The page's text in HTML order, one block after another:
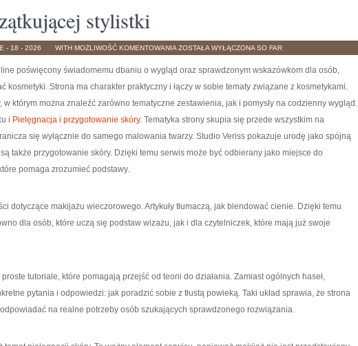
stylistki
- 18 - 2026 WITH MOŻLIWOŚĆ KOMENTOWANIA PORADNIK
POCZĄTKUJĄCEJ
ZOSTAŁA WYŁĄCZONA SO FAR
poświęcony świadomemu dbaniu o wygląd oraz sprawdzonym wskazówkom dla osób,
kosmetyki. Strona ma charakter praktyczny i łączy w sobie tematy związane z kosmetykami.
w którym można znaleźć zarówno tematyczne zestawienia, jak i pomysły na codzienny wygląd.
i Pielęgnacja i przygotowanie skóry. Tematyka strony skupia się przede wszystkim na
się wyłącznie do samego malowania twarzy. Studio Veriss pokazuje urodę jako spójną
także przygotowanie skóry. Dzięki temu serwis może być odbierany jako miejsce do
pomaga zrozumieć podstawy.
dotyczące makijażu wieczorowego. Artykuły tłumaczą, jak blendować cienie. Dzięki temu
dla osób, które uczą się podstaw wizażu, jak i dla czytelniczek, które mają już swoje
tutoriale, które pomagają przejść od teorii do działania. Zamiast ogólnych haseł,
pytania i odpowiedzi: jak poradzić sobie z tłustą powieką. Taki układ sprawia, że strona
na realne potrzeby osób szukających sprawdzonego rozwiązania.